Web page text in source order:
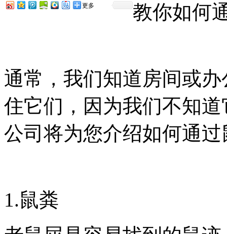
更多 教你如何
通常，我们知道房间或
住它们，因为我们不知
公司将为您介绍如何通
1.鼠粪